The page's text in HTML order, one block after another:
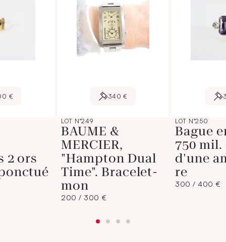
€
2 ors
340 €
LOT N°249
BAUME &
MERCIER,
"Hampton Dual
Time". Bracelet-
mon
200 / 300 €
LOT N°250
Bague
750
d'une
re
300 / 400 €